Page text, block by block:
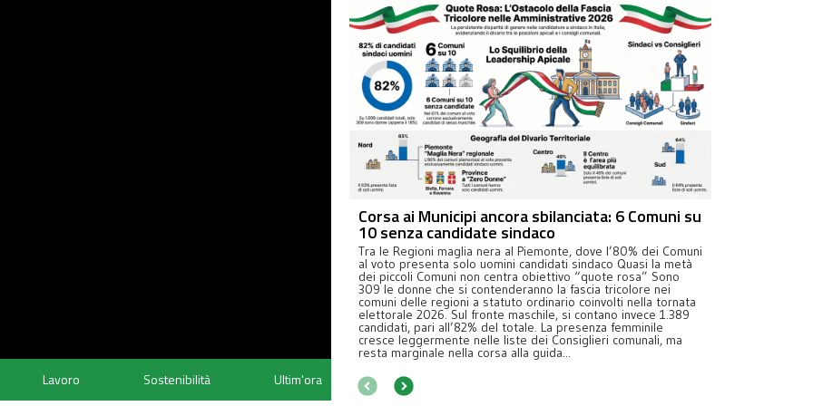
Lavoro Sostenibilità
Ultim'ora
Corsa ai Municipi ancora sbilanciata: 6 Comuni su
10 senza candidate sindaco
Tra le Regioni maglia nera al Piemonte, dove l’80% dei Comuni
al voto presenta solo uomini candidati sindaco Quasi la metà
dei piccoli Comuni non centra obiettivo “quote rosa” Sono
309 le donne che si contenderanno la fascia tricolore nei
comuni delle regioni a statuto ordinario coinvolti nella tornata
elettorale 2026. Sul fronte maschile, si contano invece 1.389
candidati, pari all’82% del totale. La presenza femminile
cresce leggermente nelle liste dei Consiglieri comunali, ma
resta marginale nella corsa alla guida...